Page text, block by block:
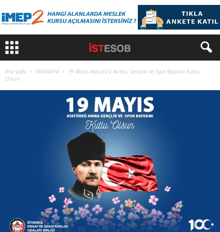
Ana sayfa ANASAYFA
19 Mayıs Atatürk’ü Anma, Gençlik ve Spor Bayramı Kutlu
Olsun